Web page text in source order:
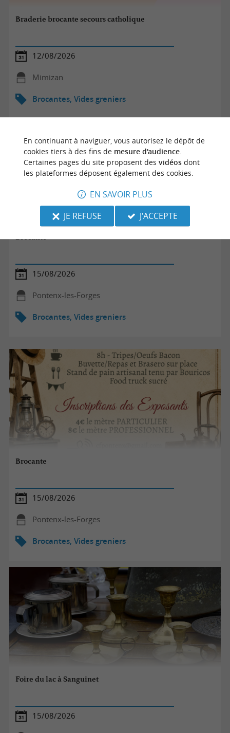
Braderie brocante secours catholique
12/08/2026
Mimizan
Brocantes, Vides greniers
Brocante
15/08/2026
Pontenx-les-Forges
Brocantes, Vides greniers
Brocante
15/08/2026
Pontenx-les-Forges
Brocantes, Vides greniers
Foire du lac à Sanguinet
15/08/2026
En continuant à naviguer, vous autorisez le dépôt de
cookies tiers à des fins de mesure d'audience.
Certaines pages du site proposent des vidéosdont
les plateformes déposent également des cookies.
EN SAVOIR PLUS
JE REFUSE
J'ACCEPTE